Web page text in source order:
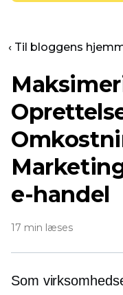
‹ Til bloggens
e-handel
17 min læses
Som